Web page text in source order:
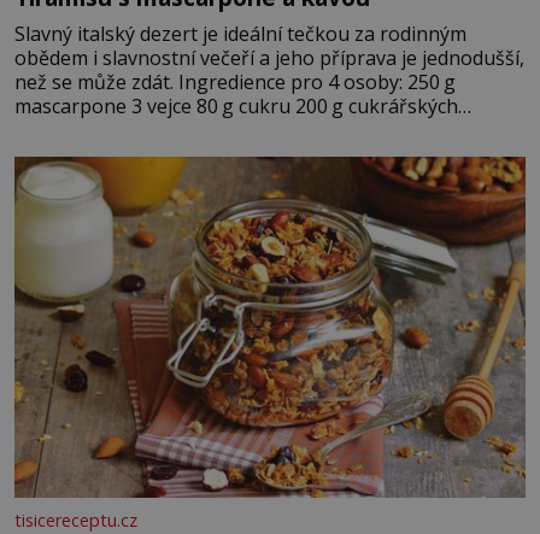
Slavný italský dezert je ideální tečkou za rodinným
obědem i slavnostní večeří a jeho příprava je jednodušší,
než se může zdát. Ingredience pro 4 osoby: 250 g
mascarpone 3 vejce 80 g cukru 200 g cukrářských
posypání Postup: Oddělte žloutky od bílků. Žloutky
vyšlehejte s cukrem do světlé pěny a postupně do nich
vmíchejte mascarpone, aby vznikl hladký
tisicereceptu.cz